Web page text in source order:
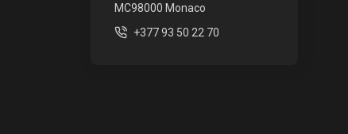
MC98000 Monaco
+377 93 50 22 70